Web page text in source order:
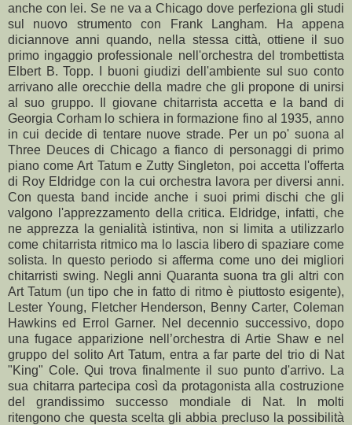
anche con lei. Se ne va a Chicago dove perfeziona gli studi
sul nuovo strumento con Frank Langham. Ha appena
diciannove anni quando, nella stessa città, ottiene il suo
primo ingaggio professionale nell'orchestra del trombettista
Elbert B. Topp. I buoni giudizi dell'ambiente sul suo conto
arrivano alle orecchie della madre che gli propone di unirsi
al suo gruppo. Il giovane chitarrista accetta e la band di
Georgia Corham lo schiera in formazione fino al 1935, anno
in cui decide di tentare nuove strade. Per un po' suona al
Three Deuces di Chicago a fianco di personaggi di primo
piano come Art Tatum e Zutty Singleton, poi accetta l'offerta
di Roy Eldridge con la cui orchestra lavora per diversi anni.
Con questa band incide anche i suoi primi dischi che gli
valgono l'apprezzamento della critica. Eldridge, infatti, che
ne apprezza la genialità istintiva, non si limita a utilizzarlo
come chitarrista ritmico ma lo lascia libero di spaziare come
solista. In questo periodo si afferma come uno dei migliori
chitarristi swing. Negli anni Quaranta suona tra gli altri con
Art Tatum (un tipo che in fatto di ritmo è piuttosto esigente),
Lester Young, Fletcher Henderson, Benny Carter, Coleman
Hawkins ed Errol Garner. Nel decennio successivo, dopo
una fugace apparizione nell’orchestra di Artie Shaw e nel
gruppo del solito Art Tatum, entra a far parte del trio di Nat
"King" Cole. Qui trova finalmente il suo punto d'arrivo. La
sua chitarra partecipa così da protagonista alla costruzione
del grandissimo successo mondiale di Nat. In molti
ritengono che questa scelta gli abbia precluso la possibilità